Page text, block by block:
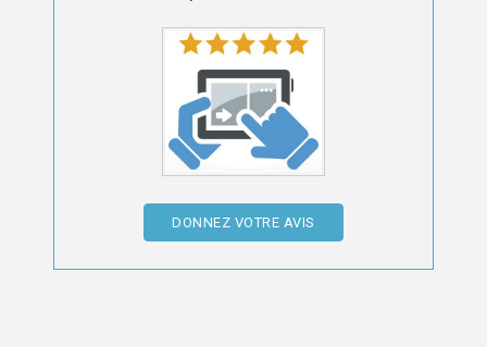
DONNEZ VOTRE AVIS